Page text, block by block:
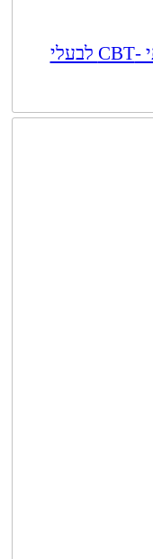
אימון קוגנטיבי התנהגותי -CBT לבעלי